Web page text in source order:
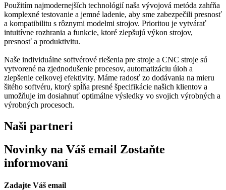
Použitím najmodernejších technológií naša vývojová metóda zahŕňa
komplexné testovanie a jemné ladenie, aby sme zabezpečili presnosť
a kompatibilitu s rôznymi modelmi strojov. Prioritou je vytvárať
intuitívne rozhrania a funkcie, ktoré zlepšujú výkon strojov,
presnosť a produktivitu.
Naše individuálne softvérové riešenia pre stroje a CNC stroje sú
vytvorené na zjednodušenie procesov, automatizáciu úloh a
zlepšenie celkovej efektivity. Máme radosť zo dodávania na mieru
šitého softvéru, ktorý spĺňa presné špecifikácie našich klientov a
umožňuje im dosiahnuť optimálne výsledky vo svojich výrobných a
výrobných procesoch.
Naši partneri
Novinky na Váš email Zostaňte
informovaní
Zadajte Váš email